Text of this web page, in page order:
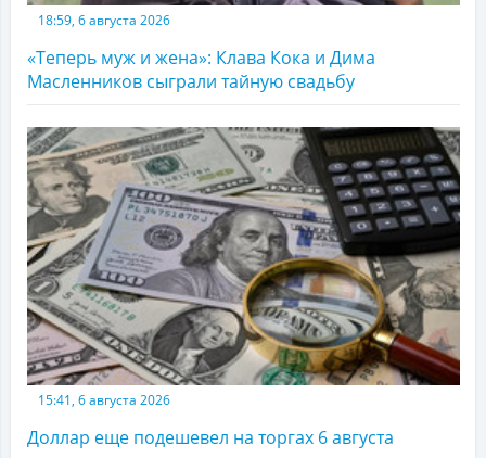
18:59, 6 августа 2026
«Теперь муж и жена»: Клава Кока и Дима
Масленников сыграли тайную свадьбу
15:41, 6 августа 2026
Доллар еще подешевел на торгах 6 августа